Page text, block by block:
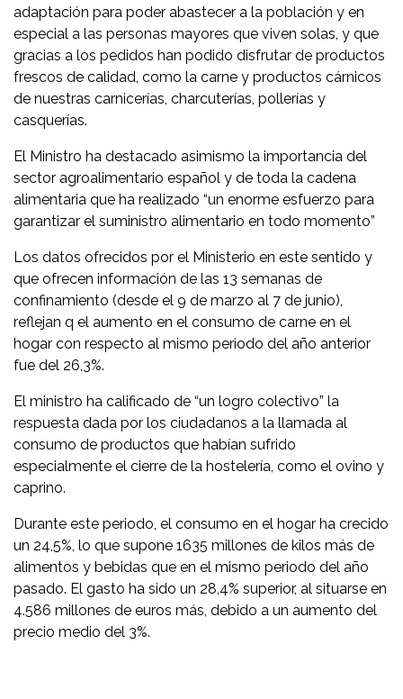
adaptación para poder abastecer a la población y en
especial a las personas mayores que viven solas, y que
gracias a los pedidos han podido disfrutar de productos
frescos de calidad, como la carne y productos cárnicos
de nuestras carnicerías, charcuterías, pollerías y
casquerías.
El Ministro ha destacado asimismo la importancia del
sector agroalimentario español y de toda la cadena
alimentaria que ha realizado “un enorme esfuerzo para
garantizar el suministro alimentario en todo momento”
Los datos ofrecidos por el Ministerio en este sentido y
que ofrecen información de las 13 semanas de
confinamiento (desde el 9 de marzo al 7 de junio),
reflejan q el aumento en el consumo de carne en el
hogar con respecto al mismo periodo del año anterior
fue del 26,3%.
El ministro ha calificado de “un logro colectivo” la
respuesta dada por los ciudadanos a la llamada al
consumo de productos que habían sufrido
especialmente el cierre de la hostelería, como el ovino y
caprino.
Durante este periodo, el consumo en el hogar ha crecido
un 24,5%, lo que supone 1635 millones de kilos más de
alimentos y bebidas que en el mismo periodo del año
pasado. El gasto ha sido un 28,4% superior, al situarse en
4.586 millones de euros más, debido a un aumento del
precio medio del 3%.